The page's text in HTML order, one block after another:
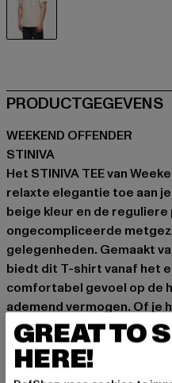
PRODUCTGEGEVENS
WEEKEND OFFENDER
STINIVA
Het STINIVA TEE van
relaxte elegantie toe aan
beige kleur en de
ongecompliceerde
gelegenheden. Gemaakt
biedt dit T-shirt vanaf het
comfortabel gevoel op de
ademend vermogen. Of je
dagen of als laag onder
STINIVA TEE is een
comfort harmonieus
GREAT TO
HERE!